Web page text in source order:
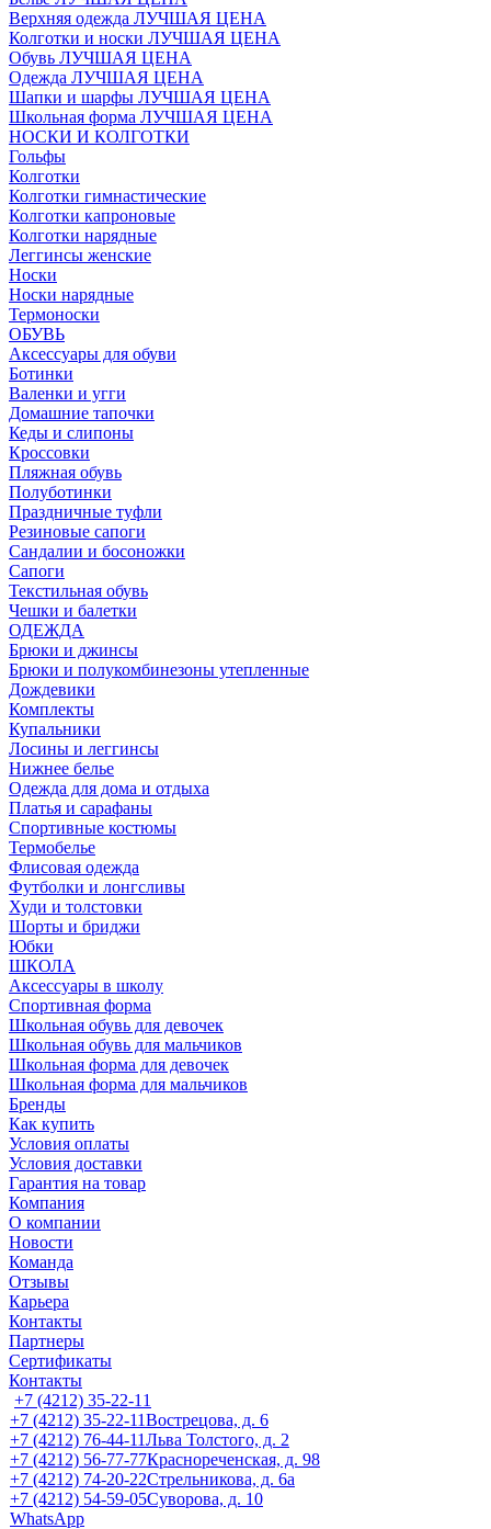
Верхняя одежда ЛУЧШАЯ ЦЕНА
Колготки и носки ЛУЧШАЯ ЦЕНА
Обувь ЛУЧШАЯ ЦЕНА
Одежда ЛУЧШАЯ ЦЕНА
Шапки и шарфы ЛУЧШАЯ ЦЕНА
Школьная форма ЛУЧШАЯ ЦЕНА
НОСКИ И КОЛГОТКИ
Гольфы
Колготки
Колготки гимнастические
Колготки капроновые
Колготки нарядные
Леггинсы женские
Носки
Носки нарядные
Термоноски
ОБУВЬ
Аксессуары для обуви
Ботинки
Валенки и угги
Домашние тапочки
Кеды и слипоны
Кроссовки
Пляжная обувь
Полуботинки
Праздничные туфли
Резиновые сапоги
Сандалии и босоножки
Сапоги
Текстильная обувь
Чешки и балетки
ОДЕЖДА
Брюки и джинсы
Брюки и полукомбинезоны утепленные
Дождевики
Комплекты
Купальники
Лосины и леггинсы
Нижнее белье
Одежда для дома и отдыха
Платья и сарафаны
Спортивные костюмы
Термобелье
Флисовая одежда
Футболки и лонгсливы
Худи и толстовки
Шорты и бриджи
Юбки
ШКОЛА
Аксессуары в школу
Спортивная форма
Школьная обувь для девочек
Школьная обувь для мальчиков
Школьная форма для девочек
Школьная форма для мальчиков
Бренды
Как купить
Условия оплаты
Условия доставки
Гарантия на товар
Компания
О компании
Новости
Команда
Отзывы
Карьера
Контакты
Партнеры
Сертификаты
Контакты
+7 (4212) 35-22-11
+7 (4212) 35-22-11Вострецова, д. 6
+7 (4212) 76-44-11Льва Толстого, д. 2
+7 (4212) 56-77-77Краснореченская, д. 98
+7 (4212) 74-20-22Стрельникова, д. 6а
+7 (4212) 54-59-05Суворова, д. 10
WhatsApp